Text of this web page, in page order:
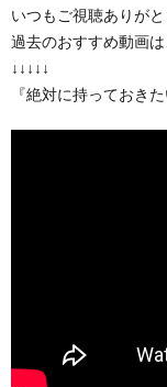
いつもご視聴ありが
過去のおすすめ動画は
↓↓↓↓↓
『絶対に持っておき